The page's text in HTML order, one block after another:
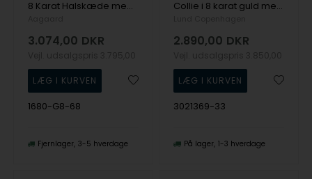
8 Karat Halskæde med Firkanter - Aagaard
3.074,00 DKR
1680-G8-68
Fjernlager 3-5 hverdage
Collie i 8 karat guld med ferskvandsperler fra Lund Copenhagen
2.890,00 DKR
3021369-33
På lager 1-3 hverdage